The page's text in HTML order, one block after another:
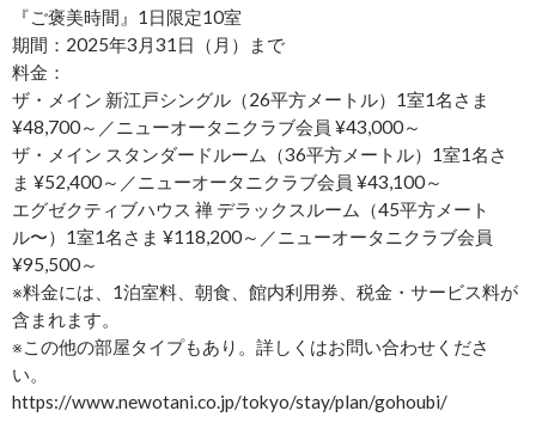
『ご褒美時間』1日限定10室
期間：2025年3月31日（月）まで
​料金：
ザ・メイン 新江戸シングル（26平方メートル）1室1名さま
¥48,700～／ニューオータニクラブ会員 ¥43,000～
ザ・メイン スタンダードルーム（36平方メートル）1室1名さ
ま ¥52,400～／ニューオータニクラブ会員 ¥43,100～
エグゼクティブハウス 禅 デラックスルーム（45平方メート
ル〜）1室1名さま ¥118,200～／ニューオータニクラブ会員
¥95,500～
※料金には、1泊室料、朝食、館内利用券、税金・サービス料が
含まれます。
※この他の部屋タイプもあり。詳しくはお問い合わせくださ
い。
https://www.newotani.co.jp/tokyo/stay/plan/gohoubi/